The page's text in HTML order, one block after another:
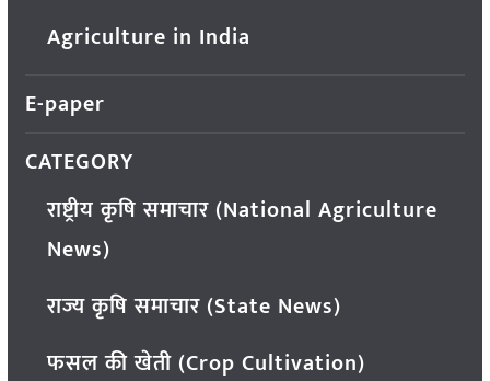
Agriculture in India
E-paper
CATEGORY
राष्ट्रीय कृषि समाचार (National Agriculture
News)
राज्य कृषि समाचार (State News)
फसल की खेती (Crop Cultivation)